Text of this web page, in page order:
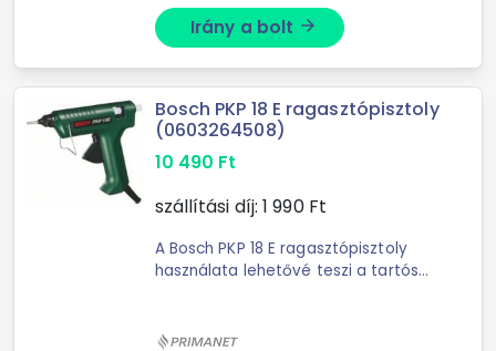
Irány a bolt arrow_forward
Bosch PKP 18 E ragasztópisztoly
(0603264508)
10 490 Ft
szállítási díj: 1 990Ft
A Bosch PKP 18 E ragasztópisztoly
használata lehetővé teszi a tartós
Bosch konstans elektronikával ...